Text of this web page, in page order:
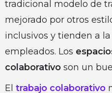
tradicional modelo de
mejorado por otros
inclusivos y tienden a
empleados. Los
colaborativo son un
El trabajo colaborativo